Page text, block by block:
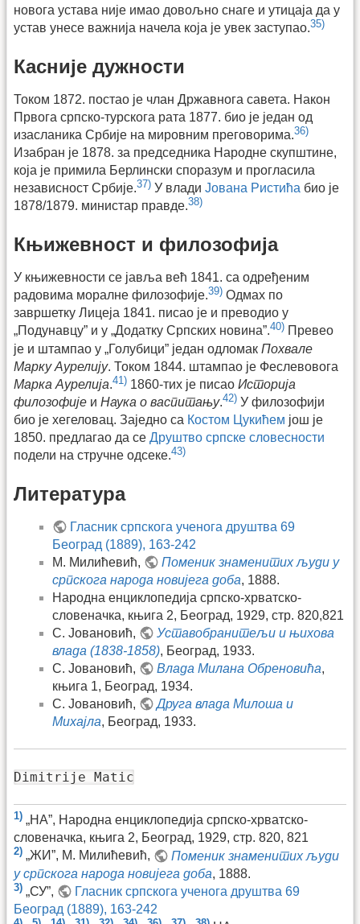
новога устава није имао довољно снаге и утицаја да у
устав унесе важнија начела која је увек заступао.35)
Касније дужности
Током 1872. постао је члан Државнога савета. Након
Првога српско-турскога рата 1877. био је један од
изасланика Србије на мировним преговорима.36)
Изабран је 1878. за председника Народне скупштине,
која је примила Берлински споразум и прогласила
независност Србије.37) У влади Јована Ристића био је
1878/1879. министар правде.38)
Књижевност и филозофија
У књижевности се јавља већ 1841. са одређеним
радовима моралне филозофије.39) Одмах по
завршетку Лицеја 1841. писао је и преводио у
„Подунавцу” и у „Додатку Српских новина”.40) Превео
је и штампао у „Голубици” један одломак Похвале
Марку Аурелију. Током 1844. штампао је Феслевовога
Марка Аурелија.41) 1860-тих је писао Историја
филозофије и Наука о васпитању.42) У филозофији
био је хегеловац. Заједно са Костом Цукићем још је
1850. предлагао да се Друштво српске словесности
подели на стручне одсеке.43)
Литература
Гласник српскога ученога друштва 69
Београд (1889), 163-242
М. Милићевић,
Поменик знаменитих људи у
српскога народа новијега доба, 1888.
Народна енциклопедија српско-хрватско-
словеначка, књига 2, Београд, 1929, стр. 820,821
С. Јовановић,
Уставобранитељи и њихова
влада (1838-1858), Београд, 1933.
С. Јовановић,
Влада Милана Обреновића,
књига 1, Београд, 1934.
С. Јовановић,
Друга влада Милоша и
Михајла, Београд, 1933.
Dimitrije Matic
1) „НА”, Народна енциклопедија српско-хрватско-
словеначка, књига 2, Београд, 1929, стр. 820, 821
2) „ЖИ”, М. Милићевић,
Поменик знаменитих људи
у српскога народа новијега доба, 1888.
3) „СУ”,
Гласник српскога ученога друштва 69
Београд (1889), 163-242